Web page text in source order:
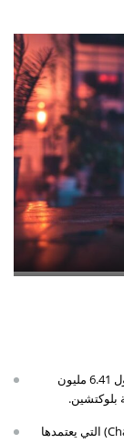
منذ إطلاقه في كانون الأول/ديسمبر 2024، عالج البروتوكول 6.41 مليون
حصلت تقنية توحيد شبكات البلوكتشين (Chain-Abstraction) التي يعتمدها